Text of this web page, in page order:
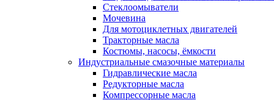
Стеклоомыватели
Мочевина
Для мотоциклетных двигателей
Тракторные масла
Костюмы, насосы, ёмкости
Индустриальные смазочные материалы
Гидравлические масла
Редукторные масла
Компрессорные масла